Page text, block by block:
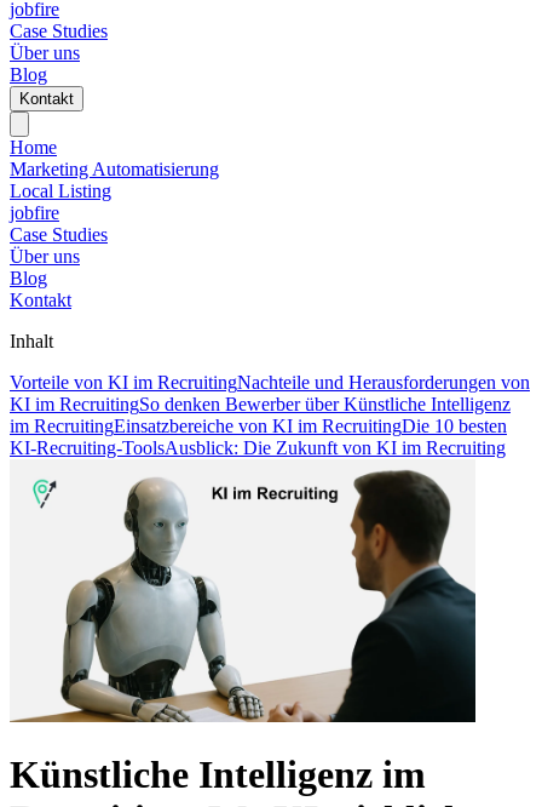
jobfire
Case Studies
Über uns
Blog
Kontakt
Home
Marketing Automatisierung
Local Listing
jobfire
Case Studies
Über uns
Blog
Kontakt
Inhalt
Vorteile von KI im RecruitingNachteile und Herausforderungen von
KI im RecruitingSo denken Bewerber über Künstliche Intelligenz
im RecruitingEinsatzbereiche von KI im RecruitingDie 10 besten
KI-Recruiting-ToolsAusblick: Die Zukunft von KI im Recruiting
Künstliche Intelligenz im